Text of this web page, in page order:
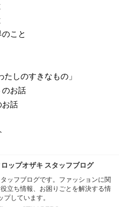
こと
たしのすきなもの」
のお話
お話
ップオザキ スタッフブログ
ッフブログです。ファッションに関
立ち情報、お困りごとを解決する情
プしています。